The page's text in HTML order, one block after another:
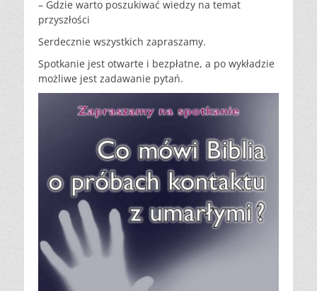
– Gdzie warto poszukiwać wiedzy na temat
przyszłości
Serdecznie wszystkich zapraszamy.
Spotkanie jest otwarte i bezpłatne, a po wykładzie
możliwe jest zadawanie pytań.